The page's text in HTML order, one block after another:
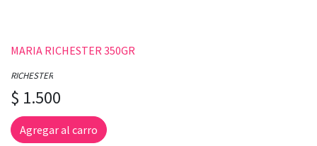
MARIA RICHESTER 350GR
RICHESTER
$ 1.500
Agregar al carro